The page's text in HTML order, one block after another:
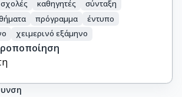
σχολές καθηγητές
σύνταξη
πρόγραμμα
έντυπο
χειμερινό εξάμηνο